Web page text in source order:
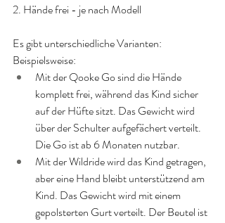
2. Hände frei - je nach Modell
Es gibt unterschiedliche Varianten:
Beispielsweise:
Mit der Qooke Go sind die Hände
komplett frei, während das Kind sicher
auf der Hüfte sitzt. Das Gewicht wird
über der Schulter aufgefächert verteilt.
Die Go ist ab 6 Monaten nutzbar.
Mit der Wildride wird das Kind getragen,
aber eine Hand bleibt unterstützend am
Kind. Das Gewicht wird mit einem
gepolsterten Gurt verteilt. Der Beutel ist